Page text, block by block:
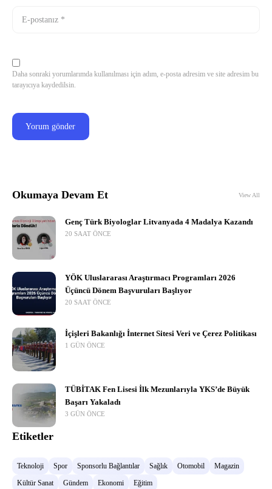
Daha sonraki yorumlarımda kullanılması için adım, e-posta adresim ve site adresim bu
tarayıcıya kaydedilsin.
Okumaya Devam Et View All
Genç Türk Biyologlar Litvanyada 4 Madalya Kazandı
20 SAAT ÖNCE
YÖK Uluslararası Araştırmacı Programları 2026
Üçüncü Dönem Başvuruları Başlıyor
20 SAAT ÖNCE
İçişleri Bakanlığı İnternet Sitesi Veri ve Çerez Politikası
1 GÜN ÖNCE
TÜBİTAK Fen Lisesi İlk Mezunlarıyla YKS’de Büyük
Başarı Yakaladı
3 GÜN ÖNCE
Etiketler
Teknoloji Spor Sponsorlu Bağlantılar Sağlık Otomobil
Magazin
Kültür Sanat
Gündem Ekonomi Eğitim